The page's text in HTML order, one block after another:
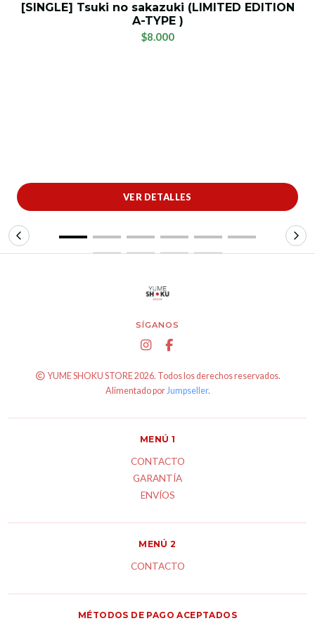
[SINGLE] Tsuki no sakazuki (LIMITED EDITION
A-TYPE )
$8.000
VER DETALLES
SÍGANOS
YUME SHOKU STORE 2026. Todos los derechos reservados.
Alimentado porJumpseller.
MENÚ 1
CONTACTO
GARANTÍA
ENVÍOS
MENÚ 2
CONTACTO
MÉTODOS DE PAGO ACEPTADOS